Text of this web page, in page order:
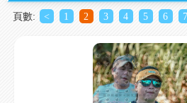
頁數: < 1 2 3 4 5 6 7